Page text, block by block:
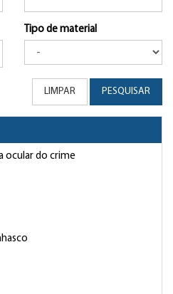
Tipo de material
LIMPAR PESQUISAR
ocular do crime